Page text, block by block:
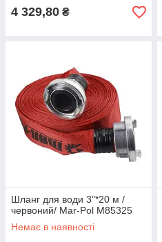
4 329,80 ₴
Шланг для води 3"*20 м /
червоний/ Mar-Pol M85325
Немає в наявності